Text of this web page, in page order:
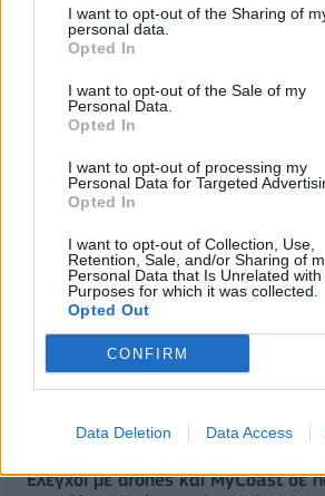
I want to opt-out of the Sharing of
personal data.
Opted In
I want to opt-out of the Sale of my
Personal Data.
Opted In
I want to opt-out of processing my
Personal Data for Targeted
Opted In
I want to opt-out of Collection, Use,
Retention, Sale, and/or Sharing of
Personal Data that Is Unrelated
Purposes for which it was collected.
Opted Out
CONFIRM
Data Deletion Data Access
ΡΟΗ ΕΙΔΗΣΕΩΝ
Ευρωπαϊκά χρηματιστήρια: Άνοδο
μετοχές στο ξεκίνημα των
Χρηματιστήριο: Στις 2.606,72
Δείκτης Τιμών, με οριακή πτώση
07/08/2026 - 11:38 ΟΙΚΟΝΟΜΙΑ
Generali: Άνοδος 13,7% στα
εξαμήνου, στα 2,54 δισ. ευρώ
07/08/2026 - 11:27 ΕΠΙΧΕΙΡΗΣΕΙΣ
07/08/2026 - 11:20 ΠΟΛΙΤΙΚΗ
Έλεγχοι με drones και MyCoast σε